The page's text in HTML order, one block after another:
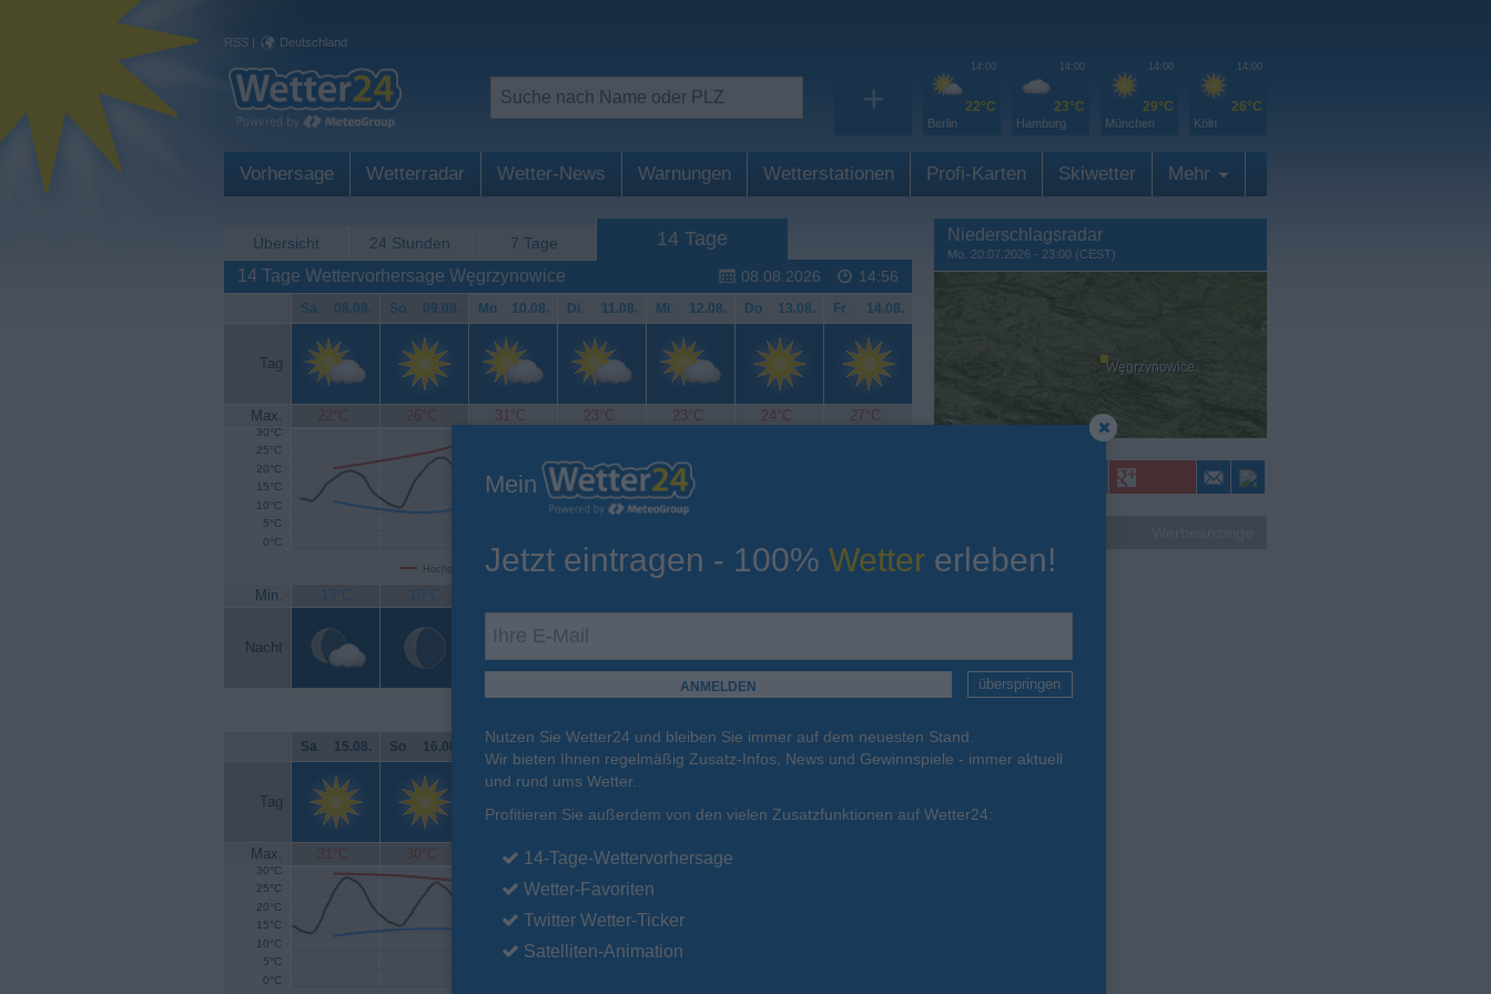
RSS | Deutschland
+
14:00
22°C
Berlin
14:00
23°C
Hamburg
14:00
29°C
München
14:00
26°C
Köln
Vorhersage Wetterradar Wetter-News Warnungen Wetterstationen Profi-Karten Skiwetter Mehr
Übersicht 24 Stunden 7 Tage 14 Tage
08.08.2026 14:56
14 Tage Wettervorhersage Węgrzynowice
Sa. 08.08. So. 09.08. Mo. 10.08. Di. 11.08. Mi. 12.08. Do. 13.08. Fr. 14.08.
Tag
Max. 22°C 26°C 31°C 23°C 23°C 24°C 27°C
Höchsttemperatur Tiefsttemperatur Aktuelle Temperatur
0°C
5°C
10°C
15°C
20°C
25°C
30°C
Min. 13°C 10°C
Nacht
Sa. 15.08. So. 16.08. Mo. 17.08. Di . 18.08. Mi. 19.08. Do. 20.08. Fr . 21.08.
Tag
Max. 31°C 30°C 27°C 24°C 23°C
0°C
5°C
10°C
15°C
20°C
25°C
30°C
Niederschlagsradar
Mo. 20.07.2026 - 23:00 (CEST)
Węgrzynowice
Mein
Jetzt eintragen - 100% Wetter erleben!
überspringen
Nutzen Sie Wetter24 und bleiben Sie immer auf dem neuesten Stand.
Wir bieten Ihnen regelmäßig Zusatz-Infos, News und Gewinnspiele - immer aktuell
und rund ums Wetter.
Profitieren Sie außerdem von den vielen Zusatzfunktionen auf Wetter24:
14-Tage-Wettervorhersage
Wetter-Favoriten
Twitter Wetter-Ticker
Satelliten-Animation